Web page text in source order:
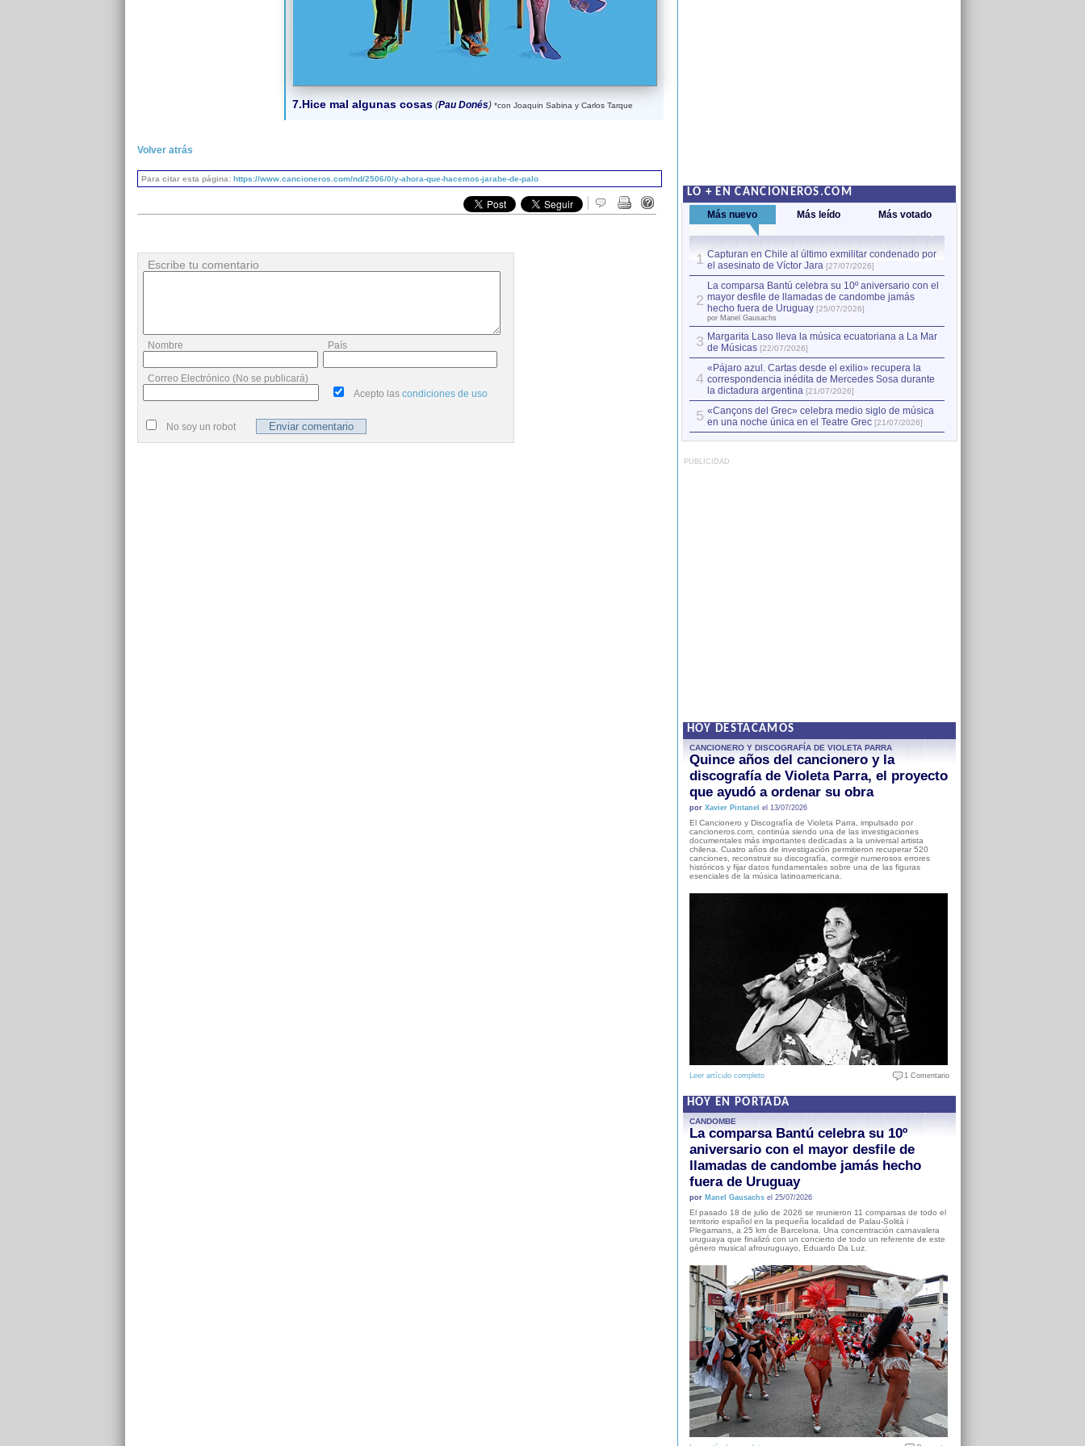
7.Hice mal algunas cosas (Pau Donés)*con Joaquin Sabina y Carlos Tarque
Volver atrás
Para citar esta página: https://www.cancioneros.com/nd/2506/0/y-ahora-que-hacemos-jarabe-de-palo
Escribe tu comentario
Nombre País
Correo Electrónico (No se publicará)
Acepto las condiciones de uso
No soy un robot
LO + EN CANCIONEROS.COM
Más nuevo Más leído Más votado
1 Capturan en Chile al último exmilitar condenado por
el asesinato de Víctor Jara [27/07/2026]
2
La comparsa Bantú celebra su 10º aniversario con el
mayor desfile de llamadas de candombe jamás
hecho fuera de Uruguay [25/07/2026]
por Manel Gausachs
3 Margarita Laso lleva la música ecuatoriana a La Mar
de Músicas [22/07/2026]
4
«Pájaro azul. Cartas desde el exilio» recupera la
correspondencia inédita de Mercedes Sosa durante
la dictadura argentina [21/07/2026]
5 «Cançons del Grec» celebra medio siglo de música
en una noche única en el Teatre Grec [21/07/2026]
PUBLICIDAD
HOY DESTACAMOS
CANCIONERO Y DISCOGRAFÍA DE VIOLETA PARRA
Quince años del cancionero y la
discografía de Violeta Parra, el proyecto
que ayudó a ordenar su obra
por Xavier Pintanel el 13/07/2026
El Cancionero y Discografía de Violeta Parra, impulsado por
cancioneros.com, continúa siendo una de las investigaciones
documentales más importantes dedicadas a la universal artista
chilena. Cuatro años de investigación permitieron recuperar 520
canciones, reconstruir su discografía, corregir numerosos errores
históricos y fijar datos fundamentales sobre una de las figuras
esenciales de la música latinoamericana.
Leer artículo completo 1 Comentario
HOY EN PORTADA
CANDOMBE
La comparsa Bantú celebra su 10º
aniversario con el mayor desfile de
llamadas de candombe jamás hecho
fuera de Uruguay
por Manel Gausachsel 25/07/2026
El pasado 18 de julio de 2026 se reunieron 11 comparsas de todo el
territorio español en la pequeña localidad de Palau-Solità i
Plegamans, a 25 km de Barcelona. Una concentración carnavalera
uruguaya que finalizó con un concierto de todo un referente de este
género musical afrouruguayo, Eduardo Da Luz.